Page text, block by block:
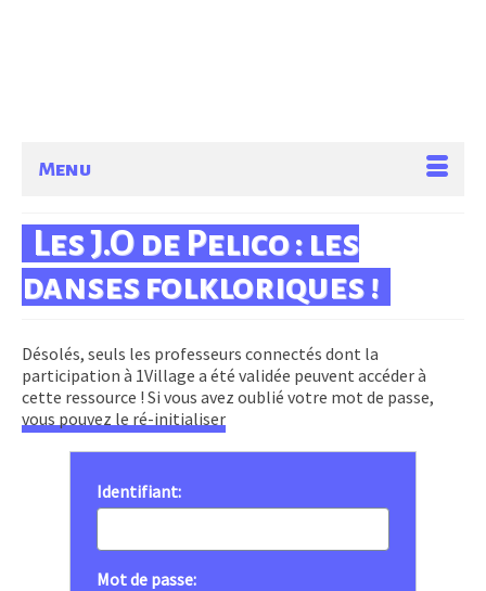
Menu
Les J.O de Pelico : les
danses folkloriques !
Désolés, seuls les professeurs connectés dont la
participation à 1Village a été validée peuvent accéder à
cette ressource ! Si vous avez oublié votre mot de passe,
vous pouvez le ré-initialiser
Identifiant:
Mot de passe: